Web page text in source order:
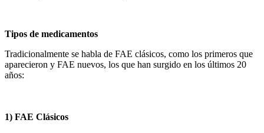
Tipos de medicamentos
Tradicionalmente se habla de FAE clásicos, como los primeros que
aparecieron y FAE nuevos, los que han surgido en los últimos 20
años:
1) FAE Clásicos